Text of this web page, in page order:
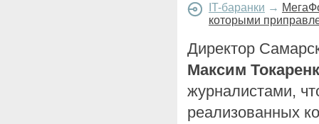
IT-баранки →
которыми
Директор
Максим
журналистами,
реализованных